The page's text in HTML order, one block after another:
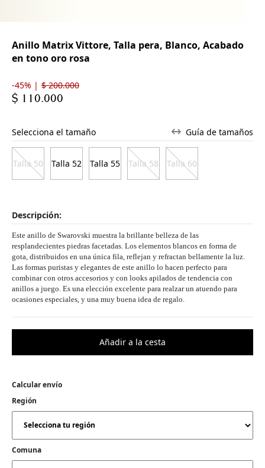
Anillo Matrix Vittore, Talla pera, Blanco, Acabado
en tono oro rosa
-45% | $ 200.000
$ 110.000
Selecciona el tamaño Guía de tamaños
Talla 50 Talla 52 Talla 55 Talla 58 Talla 60
Descripción:
Este anillo de Swarovski muestra la brillante belleza de las
resplandecientes piedras facetadas. Los elementos blancos en forma de
gota, distribuidos en una única fila, reflejan y refractan bellamente la luz.
Las formas puristas y elegantes de este anillo lo hacen perfecto para
combinar con otros accesorios y con looks apilados de tendencia con
anillos a juego. Es una elección excelente para realzar un atuendo para
ocasiones especiales, y una muy buena idea de regalo.
Calcular envío
Región
Comuna